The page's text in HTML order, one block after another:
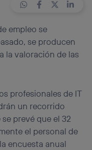
empleo se
se producen
la valoración de las
profesionales de IT
un recorrido
prevé que el 32
el personal de
encuesta anual